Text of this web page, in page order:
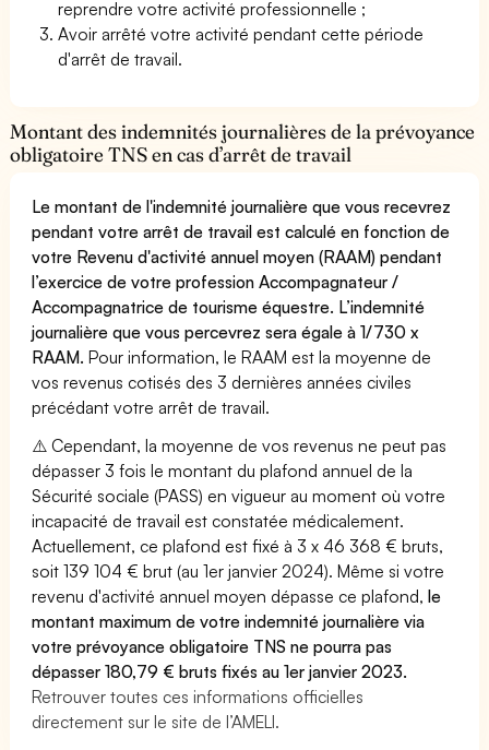
reprendre votre activité professionnelle ;
Avoir arrêté votre activité pendant cette période
d'arrêt de travail.
Montant des indemnités journalières de la prévoyance
obligatoire TNS en cas d’arrêt de travail
Le montant de l'indemnité journalière que vous recevrez
pendant votre arrêt de travail est calculé en fonction de
votre Revenu d'activité annuel moyen (RAAM) pendant
l’exercice de votre profession Accompagnateur /
Accompagnatrice de tourisme équestre. L’indemnité
journalière que vous percevrez sera égale à 1/730 x
RAAM. Pour information, le RAAM est la moyenne de
vos revenus cotisés des 3 dernières années civiles
précédant votre arrêt de travail.
⚠️ Cependant, la moyenne de vos revenus ne peut pas
dépasser 3 fois le montant du plafond annuel de la
Sécurité sociale (PASS) en vigueur au moment où votre
incapacité de travail est constatée médicalement.
Actuellement, ce plafond est fixé à 3 x 46 368 € bruts,
soit 139 104 € brut (au 1er janvier 2024). Même si votre
revenu d'activité annuel moyen dépasse ce plafond,le
montant maximum de votre indemnité journalière via
votre prévoyance obligatoire TNS ne pourra pas
dépasser 180,79 € bruts fixés au 1er janvier 2023.
Retrouver toutes ces informations officielles
directement sur le site de l’AMELI.